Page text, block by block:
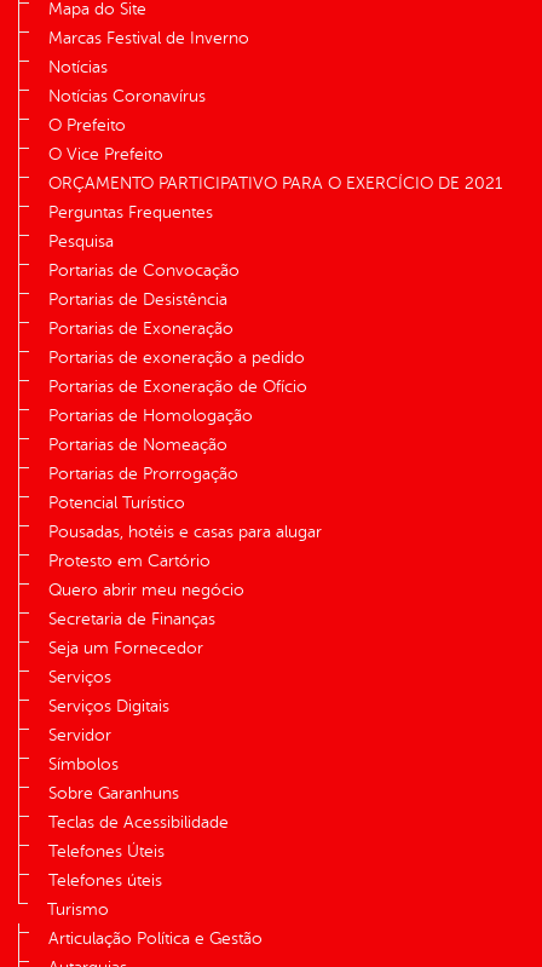
Mapa do Site
Marcas Festival de Inverno
Notícias
Notícias Coronavírus
O Prefeito
O Vice Prefeito
ORÇAMENTO PARTICIPATIVO PARA O EXERCÍCIO DE 2021
Perguntas Frequentes
Pesquisa
Portarias de Convocação
Portarias de Desistência
Portarias de Exoneração
Portarias de exoneração a pedido
Portarias de Exoneração de Ofício
Portarias de Homologação
Portarias de Nomeação
Portarias de Prorrogação
Potencial Turístico
Pousadas, hotéis e casas para alugar
Protesto em Cartório
Quero abrir meu negócio
Secretaria de Finanças
Seja um Fornecedor
Serviços
Serviços Digitais
Servidor
Símbolos
Sobre Garanhuns
Teclas de Acessibilidade
Telefones Úteis
Telefones úteis
Turismo
Articulação Política e Gestão